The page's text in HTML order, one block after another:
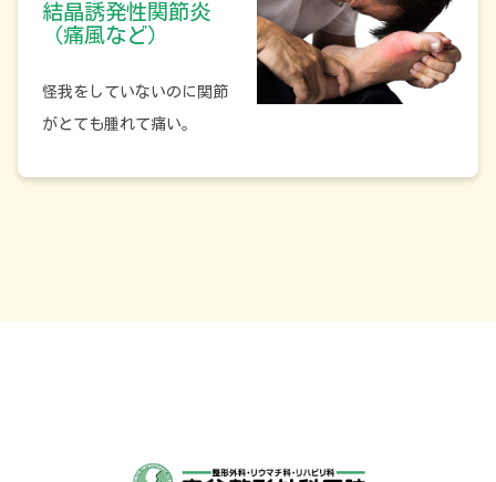
結晶誘発性関節炎
（痛風など）
怪我をしていないのに関節
がとても腫れて痛い。